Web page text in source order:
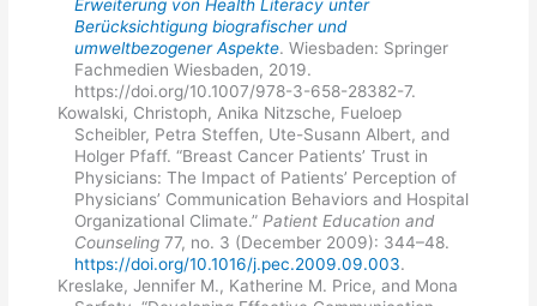
Erweiterung von Health Literacy unter
Berücksichtigung biografischer und
umweltbezogener Aspekte. Wiesbaden: Springer
Fachmedien Wiesbaden, 2019.
https://doi.org/10.1007/978-3-658-28382-7.
Kowalski, Christoph, Anika Nitzsche, Fueloep
Scheibler, Petra Steffen, Ute-Susann Albert, and
Holger Pfaff. “Breast Cancer Patients’ Trust in
Physicians: The Impact of Patients’ Perception of
Physicians’ Communication Behaviors and Hospital
Organizational Climate.” Patient Education and
Counseling 77, no. 3 (December 2009): 344–48.
https://doi.org/10.1016/j.pec.2009.09.003.
Kreslake, Jennifer M., Katherine M. Price, and Mona